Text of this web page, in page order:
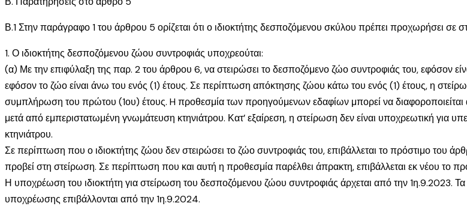
Β.1 Στην παράγραφο 1 του άρθρου 5 ορίζεται ότι ο ιδιοκτήτης δεσποζόμενου σκύλου πρέπει προχωρήσει σε
1. Ο ιδιοκτήτης δεσποζόμενου ζώου συντροφιάς υποχρεούται:
(α) Με την επιφύλαξη της παρ. 2 του άρθρου 6, να στειρώσει το δεσποζόμενο ζώο συντροφιάς του, εφόσον
εφόσον το ζώο είναι άνω του ενός (1) έτους. Σε περίπτωση απόκτησης ζώου κάτω του ενός (1) έτους, η
συμπλήρωση του πρώτου (1ου) έτους. H προθεσμία των προηγούμενων εδαφίων μπορεί να διαφοροποιείται
μετά από εμπεριστατωμένη γνωμάτευση κτηνιάτρου. Κατ’ εξαίρεση, η στείρωση δεν είναι υποχρεωτική για
κτηνιάτρου.
Σε περίπτωση που ο ιδιοκτήτης ζώου δεν στειρώσει το ζώο συντροφιάς του, επιβάλλεται το πρόστιμο του
προβεί στη στείρωση. Σε περίπτωση που και αυτή η προθεσμία παρέλθει άπρακτη, επιβάλλεται εκ νέου το
Η υποχρέωση του ιδιοκτήτη για στείρωση του δεσποζόμενου ζώου συντροφιάς άρχεται από την 1η.9.2023.
υποχρέωσης επιβάλλονται από την 1η.9.2024.